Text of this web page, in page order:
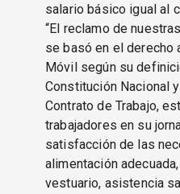
salario básico igual al
“El reclamo de
se basó en el derecho
Móvil según su
Constitución Nacional
Contrato de Trabajo,
trabajadores en su
satisfacción de las
alimentación
vestuario, asistencia